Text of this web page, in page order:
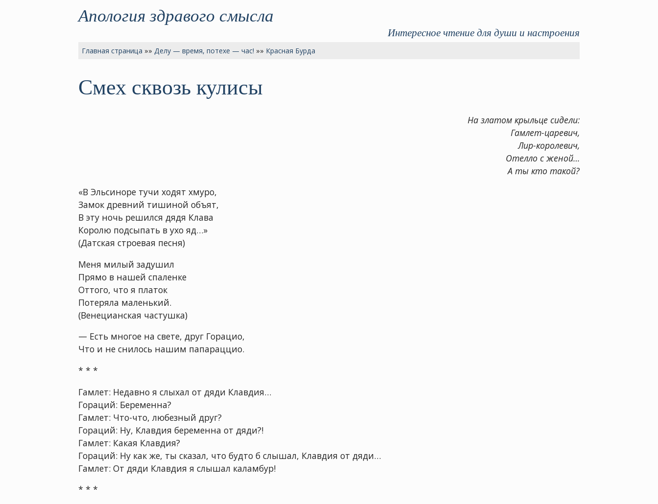
Апология здравого смысла
Интересное чтение для души и настроения
Главная страница »» Делу — время, потехе — час! »» Красная Бурда
Смех сквозь кулисы
На златом крыльце сидели:
Гамлет-царевич,
Лир-королевич,
Отелло с женой…
А ты кто такой?
«В Эльсиноре тучи ходят хмуро,
Замок древний тишиной объят,
В эту ночь решился дядя Клава
Королю подсыпать в ухо яд…»
(Датская строевая песня)
Меня милый задушил
Прямо в нашей спаленке
Оттого, что я платок
Потеряла маленький.
(Венецианская частушка)
— Есть многое на свете, друг Горацио,
Что и не снилось нашим папараццио.
* * *
Гамлет: Недавно я слыхал от дяди Клавдия…
Гораций: Беременна?
Гамлет: Что-что, любезный друг?
Гораций: Ну, Клавдия беременна от дяди?!
Гамлет: Какая Клавдия?
Гораций: Ну как же, ты сказал, что будто б слышал, Клавдия от дяди…
Гамлет: От дяди Клавдия я слышал каламбур!
* * *